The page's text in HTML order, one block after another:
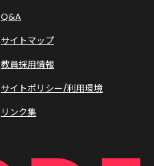
Q&A
サイトマップ
教員採用情報
サイトポリシー/利用環境
リンク集